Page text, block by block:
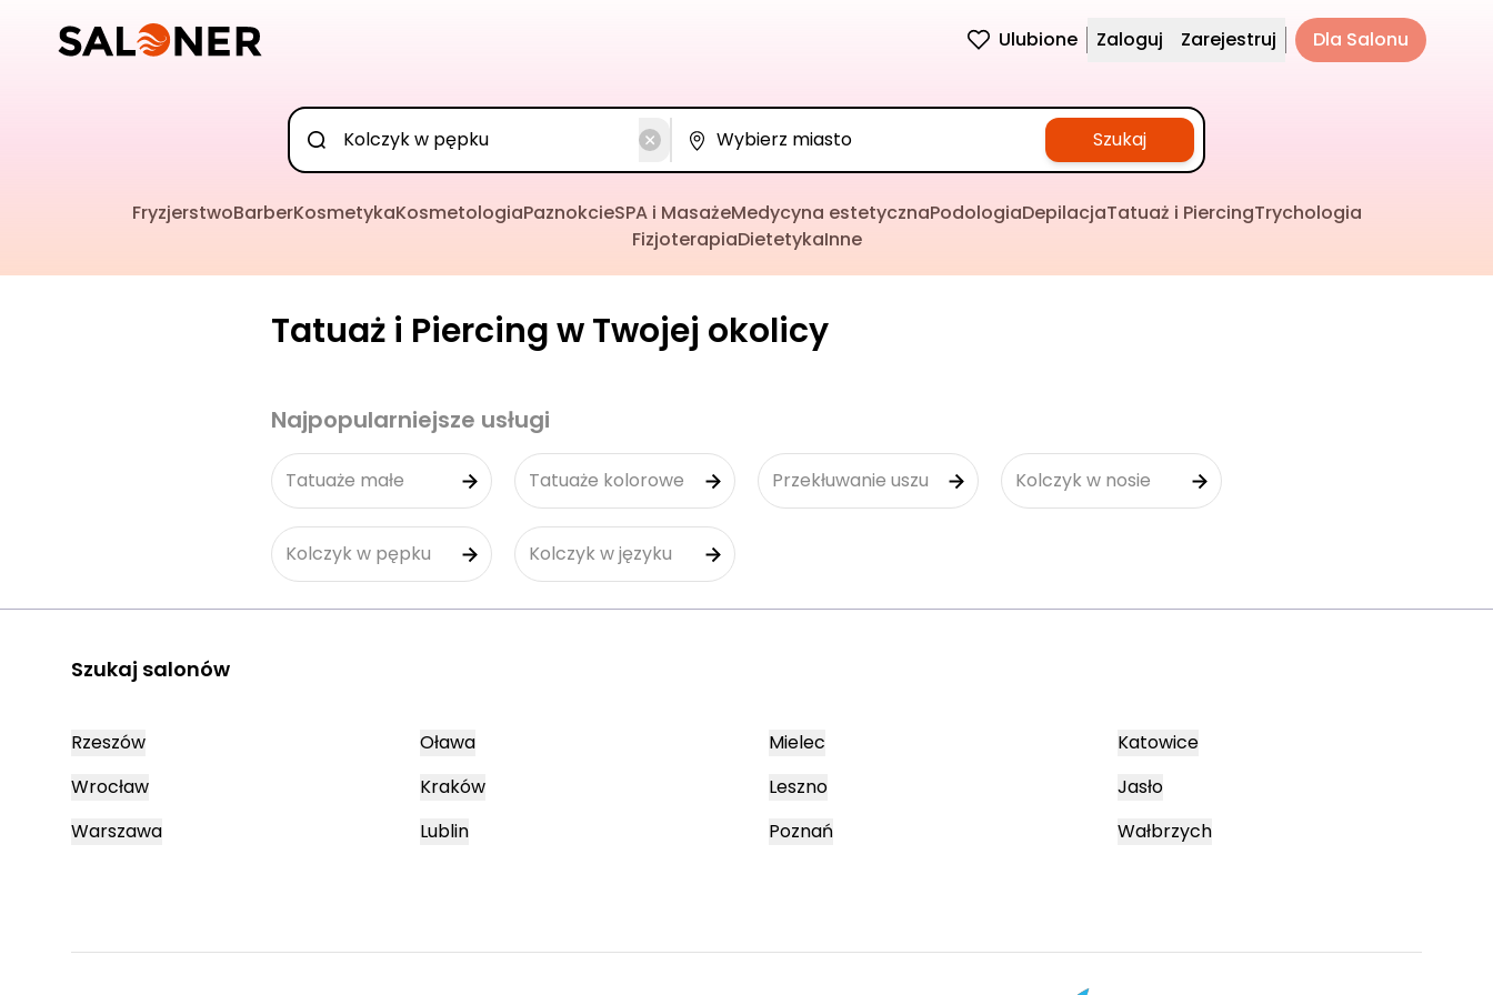
Ulubione Zaloguj Zarejestruj Dla Salonu
Szukaj
FryzjerstwoBarberKosmetykaKosmetologiaPaznokcieSPA i MasażeMedycyna estetycznaPodologiaDepilacjaTatuaż i PiercingTrychologia
FizjoterapiaDietetykaInne
Tatuaż i Piercing w Twojej okolicy
Najpopularniejsze usługi
Tatuaże małe Tatuaże kolorowe Przekłuwanie uszu Kolczyk w nosie
Kolczyk w pępku Kolczyk w języku
Szukaj salonów
Rzeszów
Wrocław
Warszawa
Oława
Kraków
Lublin
Mielec
Leszno
Poznań
Katowice
Jasło
Wałbrzych